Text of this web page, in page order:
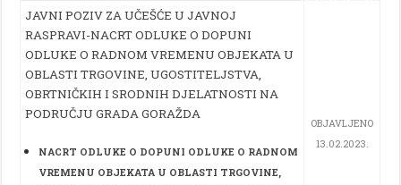
JAVNI POZIV ZA UČEŠĆE U JAVNOJ
RASPRAVI-NACRT ODLUKE O DOPUNI
ODLUKE O RADNOM VREMENU OBJEKATA U
OBLASTI TRGOVINE, UGOSTITELJSTVA,
OBRTNIČKIH I SRODNIH DJELATNOSTI NA
PODRUČJU GRADA GORAŽDA
NACRT ODLUKE O DOPUNI ODLUKE O RADNOM
VREMENU OBJEKATA U OBLASTI TRGOVINE,
OBJAVLJENO
13.02.2023.